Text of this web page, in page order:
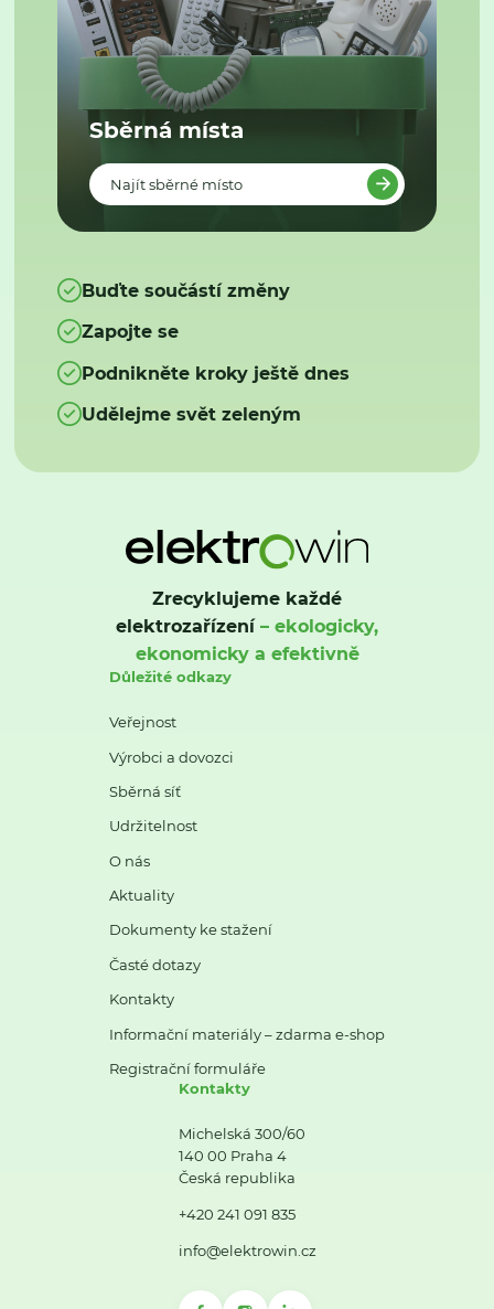
Sběrná místa
Najít sběrné místo
Buďte součástí změny
Zapojte se
Podnikněte kroky ještě dnes
Udělejme svět zeleným
Zrecyklujeme každé
elektrozařízení– ekologicky,
ekonomicky a efektivně
Důležité odkazy
Veřejnost
Výrobci a dovozci
Sběrná síť
Udržitelnost
O nás
Aktuality
Dokumenty ke stažení
Časté dotazy
Kontakty
Informační materiály – zdarma e-shop
Registrační formuláře
Kontakty
Michelská 300/60
140 00 Praha 4
Česká republika
+420 241 091 835
info@elektrowin.cz